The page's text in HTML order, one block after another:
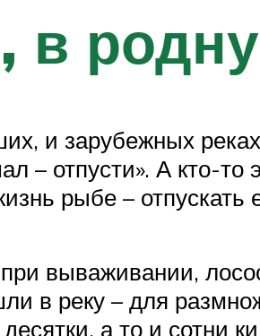
в
и зарубежных
– отпусти». А кто-
рыбе – отпускать
вываживании,
в реку – для
а то и сотни